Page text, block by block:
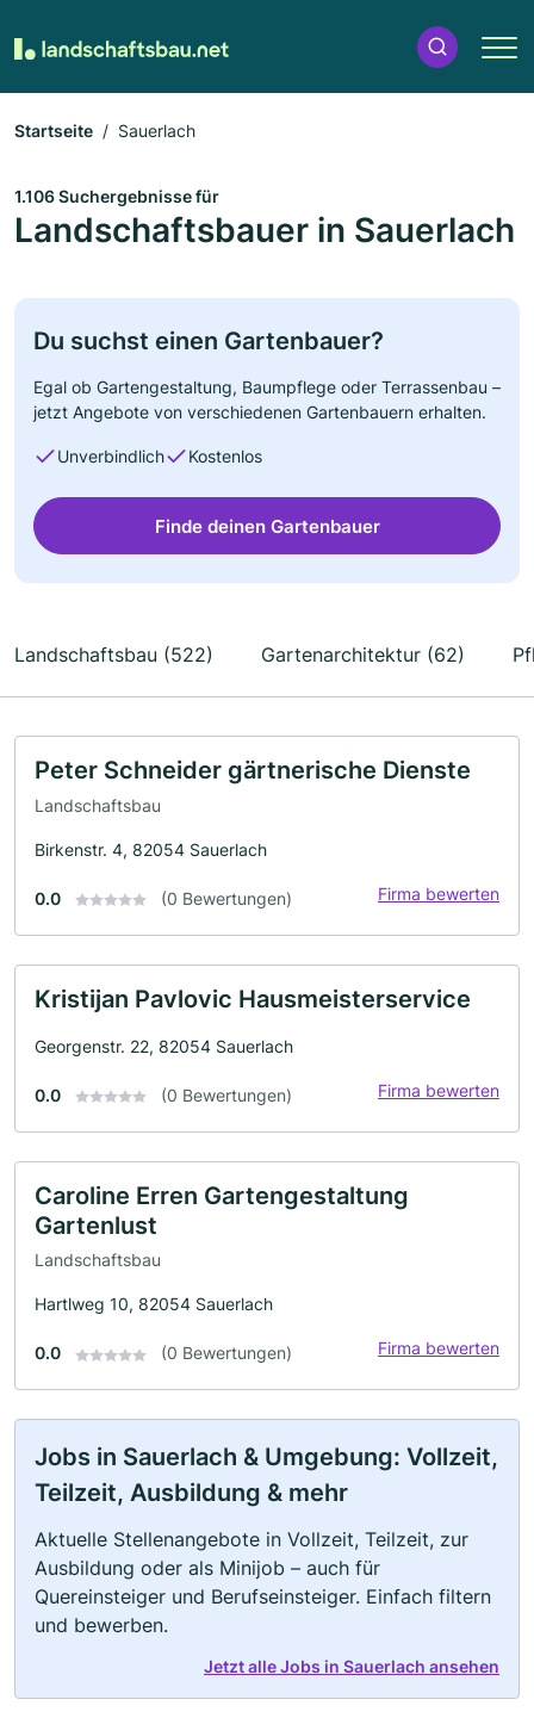
Startseite Sauerlach
1.106 Suchergebnisse für
Landschaftsbauer in Sauerlach
Du suchst einen Gartenbauer?
Egal ob Gartengestaltung, Baumpflege oder Terrassenbau –
jetzt Angebote von verschiedenen Gartenbauern erhalten.
Unverbindlich Kostenlos
Finde deinen Gartenbauer
Landschaftsbau (522) Gartenarchitektur (62)
Peter Schneider gärtnerische Dienste
Landschaftsbau
Birkenstr. 4, 82054 Sauerlach
0.0 (0 Bewertungen) Firma bewerten
Kristijan Pavlovic Hausmeisterservice
Georgenstr. 22, 82054 Sauerlach
0.0 (0 Bewertungen) Firma bewerten
Caroline Erren Gartengestaltung
Gartenlust
Landschaftsbau
Hartlweg 10, 82054 Sauerlach
0.0 (0 Bewertungen) Firma bewerten
Jobs in Sauerlach & Umgebung: Vollzeit,
Teilzeit, Ausbildung & mehr
Aktuelle Stellenangebote in Vollzeit, Teilzeit, zur
Ausbildung oder als Minijob – auch für
Quereinsteiger und Berufseinsteiger. Einfach filtern
und bewerben.
Jetzt alle Jobs in Sauerlach ansehen